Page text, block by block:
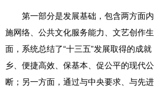
第一部分是发展基础，包含两方面
施网络、公共文化服务能力、文艺创作
面，系统总结了“十三五”发展取得的成
乡、便捷高效、保基本、促公平的现代
断；另一方面，通过与中央要求、与先